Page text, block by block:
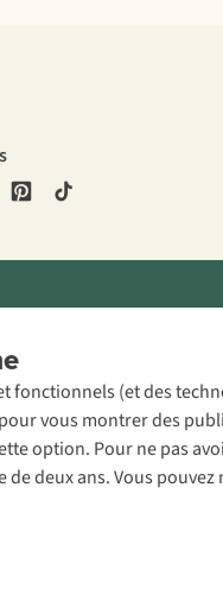
(et des
vous montrer des
option. Pour ne pas
deux ans. Vous